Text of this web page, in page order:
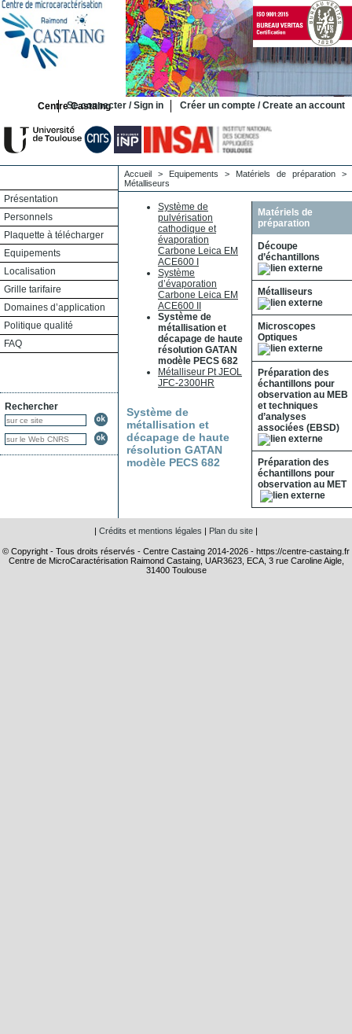
Centre Castaing
Se connecter / Sign in Créer un compte / Create an account
Présentation
Personnels
Plaquette à télécharger
Equipements
Localisation
Grille tarifaire
Domaines d’application
Politique qualité
FAQ
Rechercher
Accueil > Equipements > Matériels de préparation >
Métalliseurs
Matériels de
préparation
Découpe
d’échantillons
Métalliseurs
Microscopes
Optiques
Préparation des
échantillons pour
observation au MEB
et techniques
d’analyses
associées (EBSD)
Préparation des
échantillons pour
observation au MET
Système de
pulvérisation
cathodique et
évaporation
Carbone Leica EM
ACE600 I
Système
d’évaporation
Carbone Leica EM
ACE600 II
Système de
métallisation et
décapage de haute
résolution GATAN
modèle PECS 682
Métalliseur Pt JEOL
JFC-2300HR
Système de
métallisation et
décapage de haute
résolution GATAN
modèle PECS 682
| Crédits et mentions légales | Plan du site |
© Copyright - Tous droits réservés - Centre Castaing 2014-2026 - https://centre-castaing.fr
Centre de MicroCaractérisation Raimond Castaing, UAR3623, ECA, 3 rue Caroline Aigle,
31400 Toulouse